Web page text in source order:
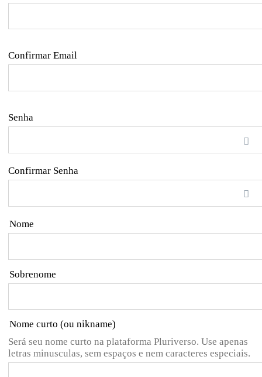
Confirmar Email
Senha
Confirmar Senha
Nome
Sobrenome
Nome curto (ou nikname)
Será seu nome curto na plataforma Pluriverso. Use apenas
letras minusculas, sem espaços e nem caracteres especiais.